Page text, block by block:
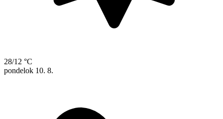
28/12 °C
pondelok 10. 8.